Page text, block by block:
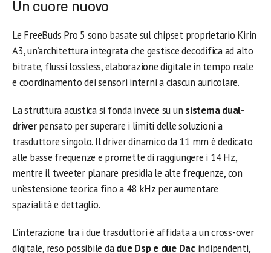
Un cuore nuovo
Le FreeBuds Pro 5 sono basate sul chipset proprietario Kirin
A3, un’architettura integrata che gestisce decodifica ad alto
bitrate, flussi lossless, elaborazione digitale in tempo reale
e coordinamento dei sensori interni a ciascun auricolare.
La struttura acustica si fonda invece su un sistema dual-
driverpensato per superare i limiti delle soluzioni a
trasduttore singolo. Il driver dinamico da 11 mm è dedicato
alle basse frequenze e promette di raggiungere i 14 Hz,
mentre il tweeter planare presidia le alte frequenze, con
un’estensione teorica fino a 48 kHz per aumentare
spazialità e dettaglio.
L’interazione tra i due trasduttori è affidata a un cross-over
digitale, reso possibile dadue Dsp e due Dac indipendenti,